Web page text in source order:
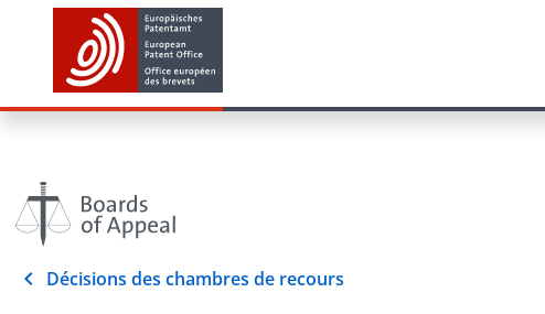
Décisions des chambres de recours